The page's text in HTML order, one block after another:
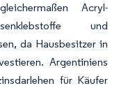
Acryl-
und
da Hausbesitzer in
Argentiniens
für Käufer